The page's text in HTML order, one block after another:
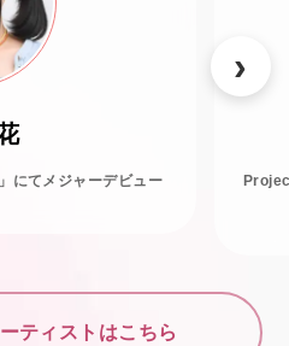
にてメジャーデビュー
ティストはこちら